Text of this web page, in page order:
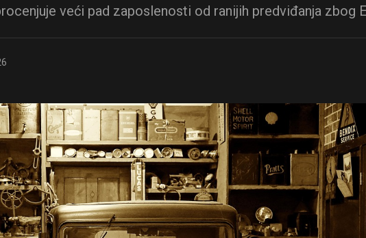
veći pad zaposlenosti od ranijih predviđanja zbog